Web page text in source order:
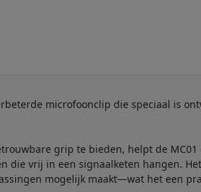
microfoonclip die speciaal is
grip te bieden, helpt de
die vrij in een signaalketen hangen.
mogelijk maakt—wat het een